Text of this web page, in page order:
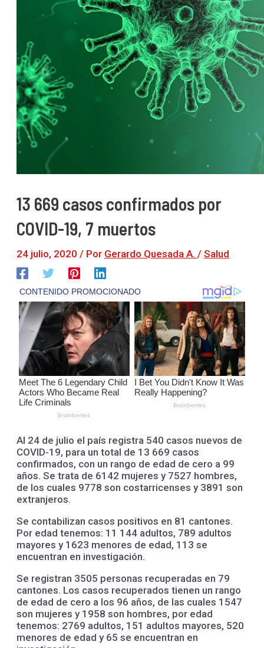
13 669 casos confirmados por
COVID-19, 7 muertos
24 julio, 2020 / Por Gerardo Quesada A. / Salud
Al 24 de julio el país registra 540 casos nuevos de
COVID-19, para un total de 13 669 casos
confirmados, con un rango de edad de cero a 99
años. Se trata de 6142 mujeres y 7527 hombres,
de los cuales 9778 son costarricenses y 3891 son
extranjeros.
Se contabilizan casos positivos en 81 cantones.
Por edad tenemos: 11 144 adultos, 789 adultos
mayores y 1623 menores de edad, 113 se
encuentran en investigación.
Se registran 3505 personas recuperadas en 79
cantones. Los casos recuperados tienen un rango
de edad de cero a los 96 años, de las cuales 1547
son mujeres y 1958 son hombres, por edad
tenemos: 2769 adultos, 151 adultos mayores, 520
menores de edad y 65 se encuentran en